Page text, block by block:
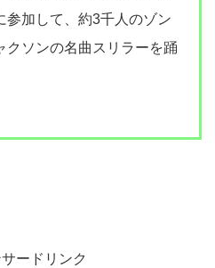
参加して、約3千人のゾン
クソンの名曲スリラーを踊
サードリンク